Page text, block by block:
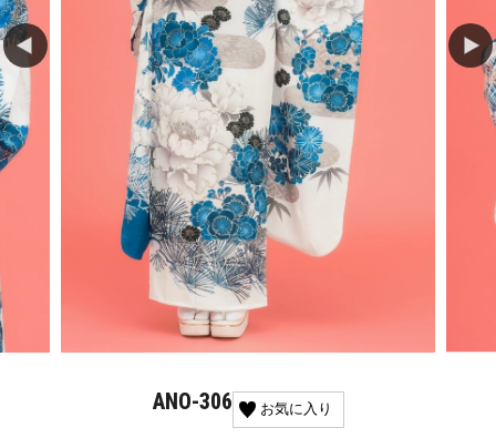
ANO-306 お気に入り